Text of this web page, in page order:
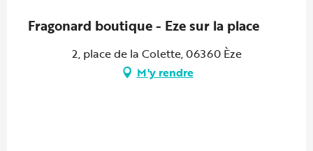
Fragonard boutique - Eze sur la place
2, place de la Colette, 06360 Èze
M'y rendre